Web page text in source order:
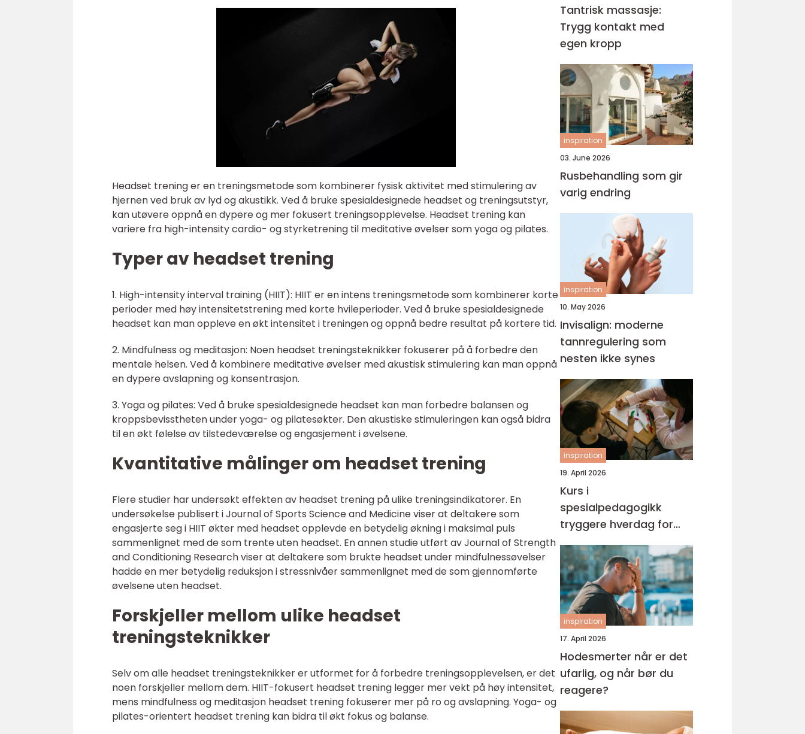
Headset trening er en treningsmetode som kombinerer fysisk aktivitet med stimulering av
hjernen ved bruk av lyd og akustikk. Ved å bruke spesialdesignede headset og treningsutstyr,
kan utøvere oppnå en dypere og mer fokusert treningsopplevelse. Headset trening kan
variere fra high-intensity cardio- og styrketrening til meditative øvelser som yoga og pilates.
Typer av headset trening
1. High-intensity interval training (HIIT): HIIT er en intens treningsmetode som kombinerer korte
perioder med høy intensitetstrening med korte hvileperioder. Ved å bruke spesialdesignede
headset kan man oppleve en økt intensitet i treningen og oppnå bedre resultat på kortere tid.
2. Mindfulness og meditasjon: Noen headset treningsteknikker fokuserer på å forbedre den
mentale helsen. Ved å kombinere meditative øvelser med akustisk stimulering kan man oppnå
en dypere avslapning og konsentrasjon.
3. Yoga og pilates: Ved å bruke spesialdesignede headset kan man forbedre balansen og
kroppsbevisstheten under yoga- og pilatesøkter. Den akustiske stimuleringen kan også bidra
til en økt følelse av tilstedeværelse og engasjement i øvelsene.
Kvantitative målinger om headset trening
Flere studier har undersøkt effekten av headset trening på ulike treningsindikatorer. En
undersøkelse publisert i Journal of Sports Science and Medicine viser at deltakere som
engasjerte seg i HIIT økter med headset opplevde en betydelig økning i maksimal puls
sammenlignet med de som trente uten headset. En annen studie utført av Journal of Strength
and Conditioning Research viser at deltakere som brukte headset under mindfulnessøvelser
hadde en mer betydelig reduksjon i stressnivåer sammenlignet med de som gjennomførte
øvelsene uten headset.
Forskjeller mellom ulike headset
treningsteknikker
Selv om alle headset treningsteknikker er utformet for å forbedre treningsopplevelsen, er det
noen forskjeller mellom dem. HIIT-fokusert headset trening legger mer vekt på høy intensitet,
mens mindfulness og meditasjon headset trening fokuserer mer på ro og avslapning. Yoga- og
pilates-orientert headset trening kan bidra til økt fokus og balanse.
Tantrisk massasje:
Trygg kontakt med
egen kropp
inspiration
03. June 2026
Rusbehandling som gir
varig endring
inspiration
10. May 2026
Invisalign: moderne
tannregulering som
nesten ikke synes
inspiration
19. April 2026
Kurs i
spesialpedagogikk
tryggere hverdag for
barn med ekstra behov
inspiration
17. April 2026
Hodesmerter når er det
ufarlig, og når bør du
reagere?